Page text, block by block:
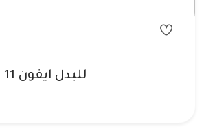
للبدل ايفون 11 ب ايفون اكس